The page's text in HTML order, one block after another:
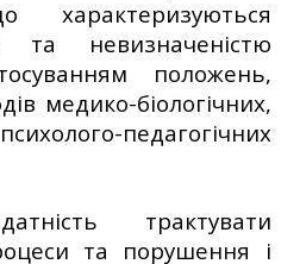
характеризуються
та невизначеністю
положень,
медико-біологічних,
педагогічних
трактувати
та порушення і